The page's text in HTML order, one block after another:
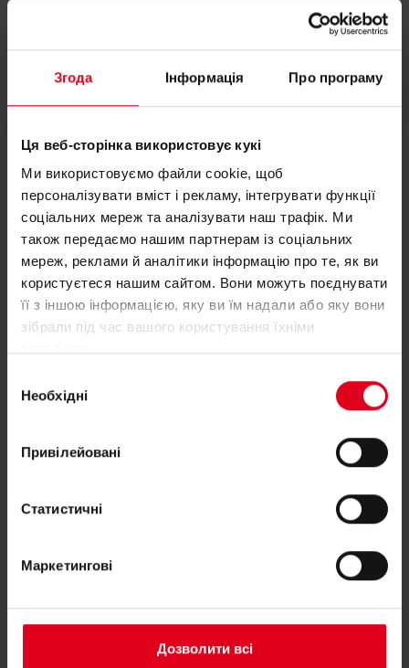
Згода Інформація Про програму
Ця веб-сторінка використовує кукі
Ми використовуємо файли cookie, щоб
персоналізувати вміст і рекламу, інтегрувати функції
соціальних мереж та аналізувати наш трафік. Ми
також передаємо нашим партнерам із соціальних
мереж, реклами й аналітики інформацію про те, як ви
користуєтеся нашим сайтом. Вони можуть поєднувати
її з іншою інформацією, яку ви їм надали або яку вони
зібрали під час вашого користування їхніми
згоди
Необхідні
Привілейовані
Статистичні
Маркетингові
Дозволити всі
Технічний паспорт
Вам потрібна допомога з R296?
Якщо вам потрібна додаткова інформація щодо
будь-якого продукту, будь ласка, зв'яжіться з
Знайдіть свого консультанта Giacomini
Супутні товари